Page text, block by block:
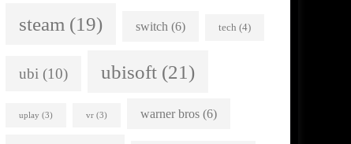
steam (19) switch (6) tech (4)
ubi (10) ubisoft(21)
uplay (3) vr(3) warner bros(6)